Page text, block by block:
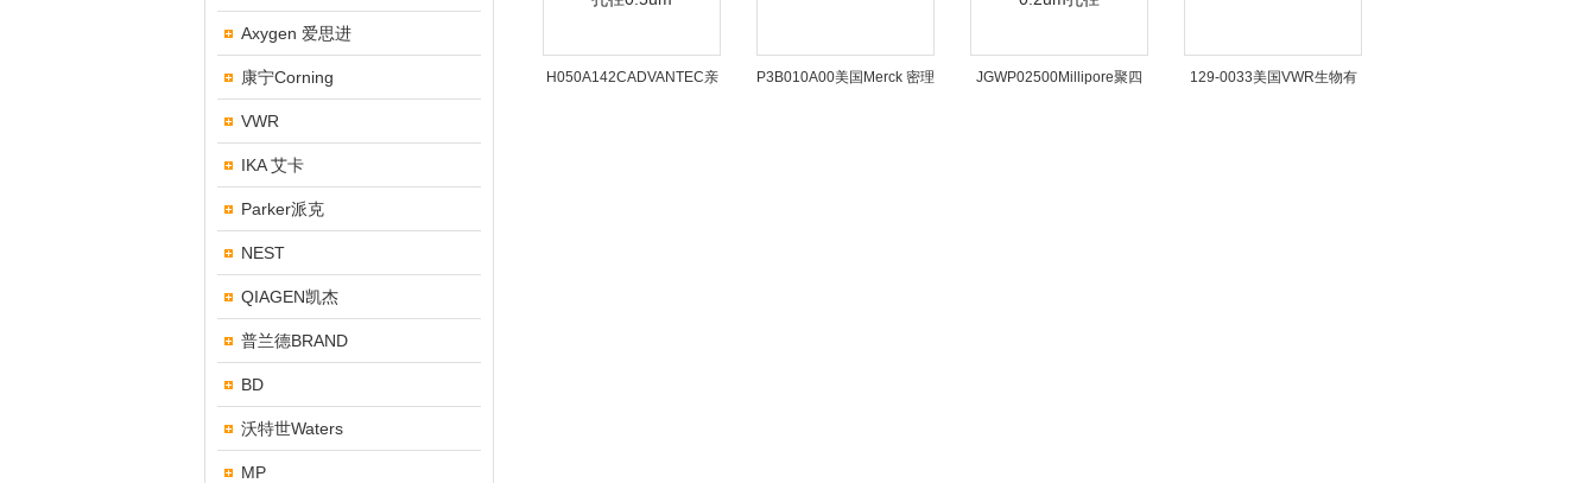
Axygen 爱思进
康宁Corning
VWR
IKA 艾卡
Parker派克
NEST
QIAGEN凯杰
普兰德BRAND
BD
沃特世Waters
MP
H050A142CADVANTEC亲
P3B010A00美国Merck 密理
JGWP02500Millipore聚四
129-0033美国VWR生物有